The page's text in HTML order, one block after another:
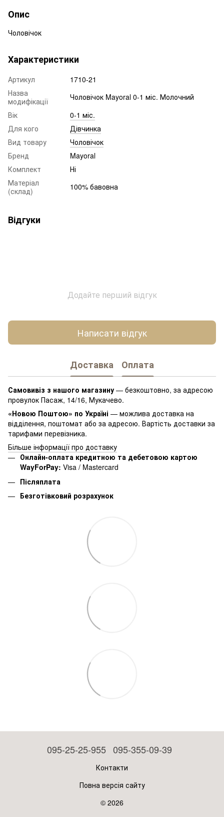
Опис
Чоловічок
Характеристики
Артикул
1710-21
Назва
модифікації
Чоловічок Mayoral 0-1 міс. Молочний
Вік
0-1 міс.
Для кого
Дівчинка
Вид товару
Чоловічок
Бренд
Mayoral
Комплект
Ні
Матеріал
(склад)
100% бавовна
Відгуки
Додайте перший відгук
Написати відгук
Доставка Оплата
Самовивіз з нашого магазину — безкоштовно, за адресою
провулок Пасаж, 14/16, Мукачево.
«Новою Поштою» по Україні — можлива доставка на
відділення, поштомат або за адресою. Вартість доставки за
тарифами перевізника.
Більше інформації про доставку
Онлайн-оплата кредитною та дебетовою картою
WayForPay: Visa / Mastercard
Післяплата
Безготівковий розрахунок
095-25-25-955 095-355-09-39
Контакти
Повна версія сайту
© 2026